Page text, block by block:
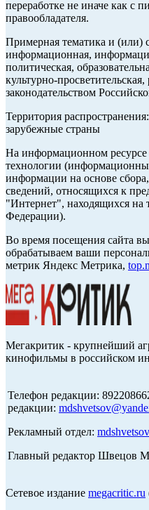
переработке не иначе как с
правообладателя.
Примерная тематика и (или)
информационная,
политическая,
культурно-
законодательством
Территория
зарубежные страны
На информационном
технологии
информации на основе
сведений, относящихся к
"Интернет", находящихся на
Федерации).
Во время посещения сайта
обрабатываем ваши
метрик Яндекс Метрика,
Мегакритик - крупнейший
кинофильмы в российском
Телефон редакции:
редакции:
Рекламный отдел:
Главный редактор Швецов
Сетевое издание megacritic.ru